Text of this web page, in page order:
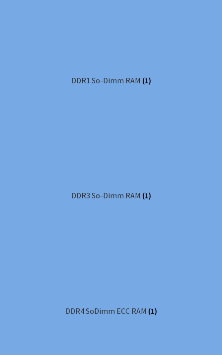
DDR1 So-Dimm RAM (1)
DDR3 So-Dimm RAM (1)
DDR4 SoDimm ECC RAM (1)